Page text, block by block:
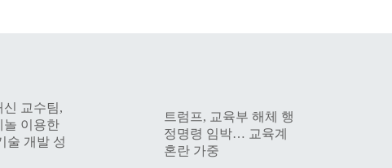
교수팀,
놀 이용한
술 개발 성
트럼프, 교육부 해체 행
정명령 임박… 교육계
혼란 가중